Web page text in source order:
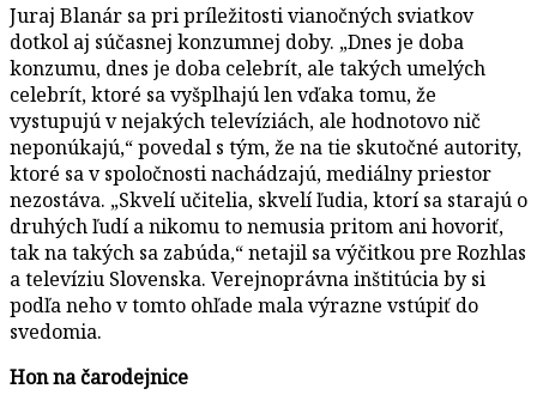
Juraj Blanár sa pri príležitosti vianočných sviatkov
dotkol aj súčasnej konzumnej doby. „Dnes je doba
konzumu, dnes je doba celebrít, ale takých umelých
celebrít, ktoré sa vyšplhajú len vďaka tomu, že
vystupujú v nejakých televíziách, ale hodnotovo nič
neponúkajú,“ povedal s tým, že na tie skutočné autority,
ktoré sa v spoločnosti nachádzajú, mediálny priestor
nezostáva. „Skvelí učitelia, skvelí ľudia, ktorí sa starajú o
druhých ľudí a nikomu to nemusia pritom ani hovoriť,
tak na takých sa zabúda,“ netajil sa výčitkou pre Rozhlas
a televíziu Slovenska. Verejnoprávna inštitúcia by si
podľa neho v tomto ohľade mala výrazne vstúpiť do
svedomia.
Hon na čarodejnice